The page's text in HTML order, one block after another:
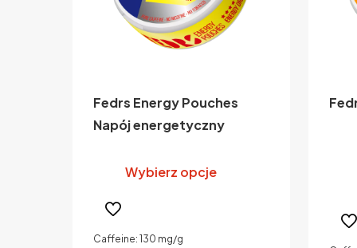
Fedrs Energy Pouches
Napój energetyczny
Wybierz opcje
Caffeine: 130 mg/g